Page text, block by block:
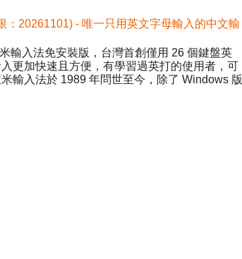
：20261101) - 唯一只用英文字母輸入的中文輸
輸入法免安裝版，台灣首創僅用 26 個鍵盤英
更加快速且方便，有學習過英打的使用者，可
輸入法於 1989 年問世至今，除了 Windows 版